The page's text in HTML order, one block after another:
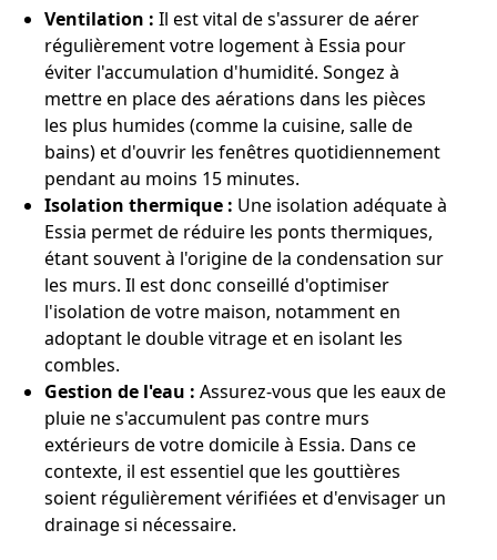
Ventilation : Il est vital de s'assurer de aérer
régulièrement votre logement à Essia pour
éviter l'accumulation d'humidité. Songez à
mettre en place des aérations dans les pièces
les plus humides (comme la cuisine, salle de
bains) et d'ouvrir les fenêtres quotidiennement
pendant au moins 15 minutes.
Isolation thermique : Une isolation adéquate à
Essia permet de réduire les ponts thermiques,
étant souvent à l'origine de la condensation sur
les murs. Il est donc conseillé d'optimiser
l'isolation de votre maison, notamment en
adoptant le double vitrage et en isolant les
combles.
Gestion de l'eau : Assurez-vous que les eaux de
pluie ne s'accumulent pas contre murs
extérieurs de votre domicile à Essia. Dans ce
contexte, il est essentiel que les gouttières
soient régulièrement vérifiées et d'envisager un
drainage si nécessaire.